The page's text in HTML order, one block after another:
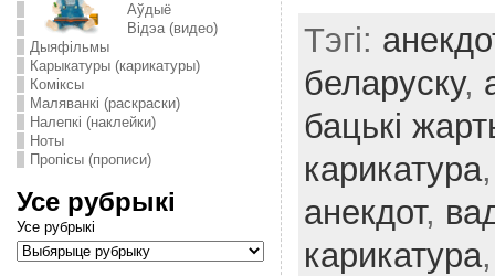
Аўдыё
Відэа (видео)
Дыяфільмы
Карыкатуры (карикатуры)
Комiксы
Маляванкі (раскраски)
Налепкі (наклейки)
Ноты
Пропісы (прописи)
Усе рубрыкі
Усе рубрыкі
Тэгі:
беларуску,
бацькі
карикатура
анекдот,
карикатура